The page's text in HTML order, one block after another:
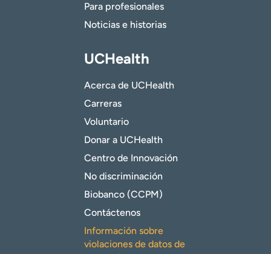
Para profesionales
Noticias e historias
UCHealth
Acerca de UCHealth
Carreras
Voluntario
Donar a UCHealth
Centro de Innovación
No discriminación
Biobanco (CCPM)
Contáctenos
Información sobre
violaciones de datos de